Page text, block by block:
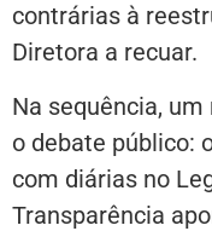
contrárias à
Diretora a recuar.
Na sequência,
o debate público:
com diárias no
Transparência